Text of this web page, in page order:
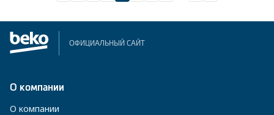
ОФИЦИАЛЬНЫЙ САЙТ
О компании
О компании